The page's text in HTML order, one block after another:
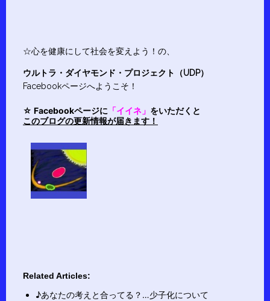
☆心を健康にして社会を変えよう！の、
ウルトラ・ダイヤモンド・プロジェクト（UDP）
Facebookページへようこそ！
☆ Facebookページに 「イイネ」 をいただくと
このブログの更新情報が届きます！
Related Articles:
♪あなたの考えと合ってる？…少子化について